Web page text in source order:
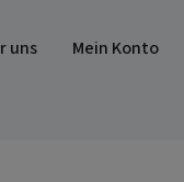
uns Mein Konto